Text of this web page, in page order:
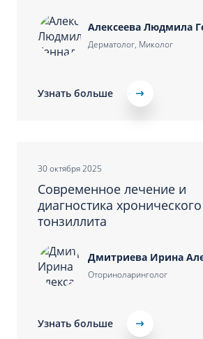
Алексеева Людмила
Дерматолог, Миколог
Узнать больше
30 октября 2025
Современное лечение и
диагностика хронического
тонзиллита
Дмитриева Ирина
Оториноларинголог
Узнать больше